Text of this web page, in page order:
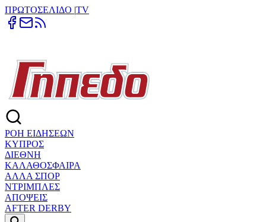
ΠΡΩΤΟΣΕΛΙΔΟ |TV
ΡΟΗ ΕΙΔΗΣΕΩΝ
ΚΥΠΡΟΣ
ΔΙΕΘΝΗ
ΚΑΛΑΘΟΣΦΑΙΡΑ
ΑΛΛΑ ΣΠΟΡ
ΝΤΡΙΜΠΛΕΣ
ΑΠΟΨΕΙΣ
AFTER DERBY